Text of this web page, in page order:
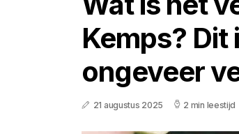
Kemps? Dit
ongeveer
21 augustus 2025 2 min leestijd